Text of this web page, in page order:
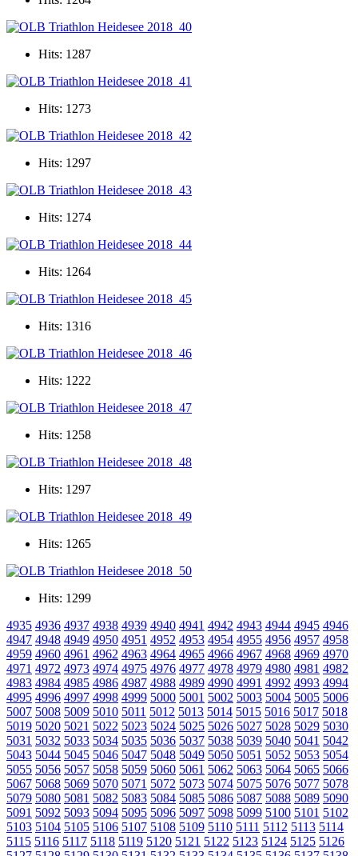
Hits: 1287
Hits: 1273
Hits: 1297
Hits: 1274
Hits: 1264
Hits: 1316
Hits: 1222
Hits: 1258
Hits: 1297
Hits: 1265
Hits: 1299
4935 4936 4937 4938 4939 4940 4941 4942 4943 4944 4945 4946
4947 4948 4949 4950 4951 4952 4953 4954 4955 4956 4957 4958
4959 4960 4961 4962 4963 4964 4965 4966 4967 4968 4969 4970
4971 4972 4973 4974 4975 4976 4977 4978 4979 4980 4981 4982
4983 4984 4985 4986 4987 4988 4989 4990 4991 4992 4993 4994
4995 4996 4997 4998 4999 5000 5001 5002 5003 5004 5005 5006
5007 5008 5009 5010 5011 5012 5013 5014 5015 5016 5017 5018
5019 5020 5021 5022 5023 5024 5025 5026 5027 5028 5029 5030
5031 5032 5033 5034 5035 5036 5037 5038 5039 5040 5041 5042
5043 5044 5045 5046 5047 5048 5049 5050 5051 5052 5053 5054
5055 5056 5057 5058 5059 5060 5061 5062 5063 5064 5065 5066
5067 5068 5069 5070 5071 5072 5073 5074 5075 5076 5077 5078
5079 5080 5081 5082 5083 5084 5085 5086 5087 5088 5089 5090
5091 5092 5093 5094 5095 5096 5097 5098 5099 5100 5101 5102
5103 5104 5105 5106 5107 5108 5109 5110 5111 5112 5113 5114
5115 5116 5117 5118 5119 5120 5121 5122 5123 5124 5125 5126